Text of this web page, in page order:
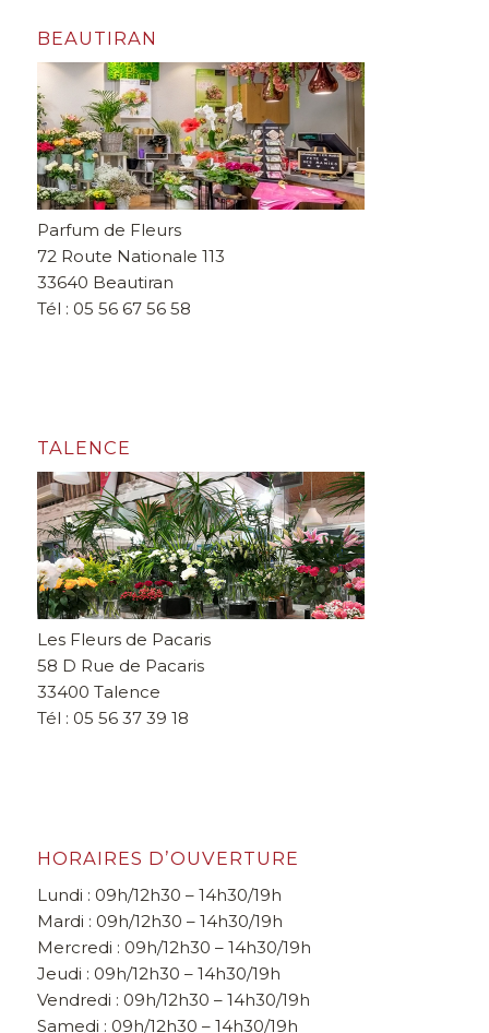
BEAUTIRAN
Parfum de Fleurs
72 Route Nationale 113
33640 Beautiran
Tél : 05 56 67 56 58
TALENCE
Les Fleurs de Pacaris
58 D Rue de Pacaris
33400 Talence
Tél : 05 56 37 39 18
HORAIRES D’OUVERTURE
Lundi : 09h/12h30 – 14h30/19h
Mardi : 09h/12h30 – 14h30/19h
Mercredi : 09h/12h30 – 14h30/19h
Jeudi : 09h/12h30 – 14h30/19h
Vendredi : 09h/12h30 – 14h30/19h
Samedi : 09h/12h30 – 14h30/19h